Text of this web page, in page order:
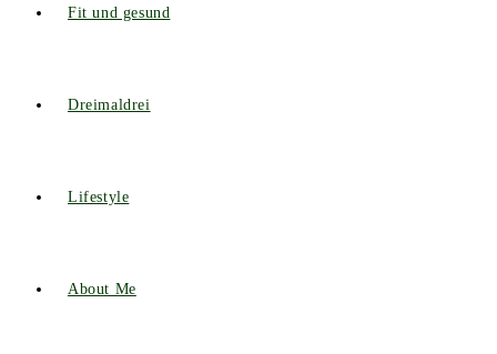
Fit und gesund
Dreimaldrei
Lifestyle
About Me